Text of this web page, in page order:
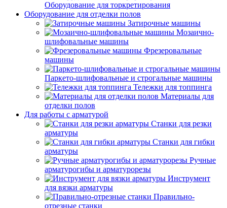
Оборудование для торкретирования
Оборудование для отделки полов
Затирочные машины
Мозаично-
шлифовальные машины
Фрезеровальные
машины
Паркето-шлифовальные и строгальные машины
Тележки для топпинга
Материалы для
отделки полов
Для работы с арматурой
Станки для резки
арматуры
Станки для гибки
арматуры
Ручные
арматурогибы и арматурорезы
Инструмент
для вязки арматуры
Правильно-
отрезные станки